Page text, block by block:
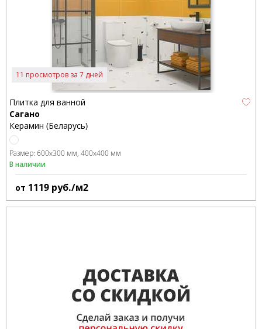
11 просмотров за 7 дней
Плитка для ванной
Сагано
Керамин (Беларусь)
Размер: 600x300 мм 400x400 мм
В наличии
от 1119 руб./м2